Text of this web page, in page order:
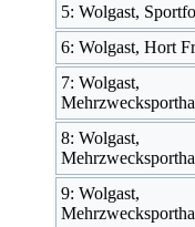
5: Wolgast,
6: Wolgast, Hort
7: Wolgast,
8: Wolgast,
9: Wolgast,